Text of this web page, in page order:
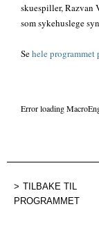
skuespiller, Razvan
som sykehuslege
Sehele programmet
Error loading
TILBAKE TIL
PROGRAMMET